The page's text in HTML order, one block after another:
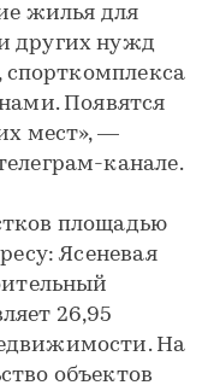
жилья для
других нужд
спорткомплекса
Появятся
мест», —
канале.
площадью
Ясеневая
26,95
На
объектов